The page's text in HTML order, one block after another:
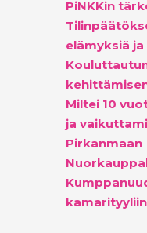
PiNKKin
elämyksiä
Miltei 10
ja
Pirkanmaan
kamarityyliin